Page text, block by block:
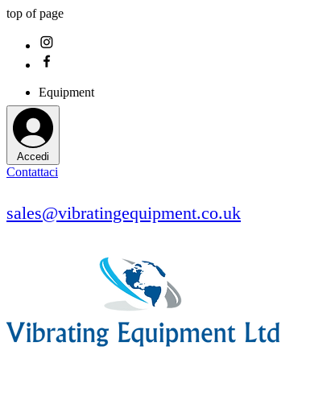
top of page
Equipment
Accedi
Contattaci
sales@vibratingequipment.co.uk